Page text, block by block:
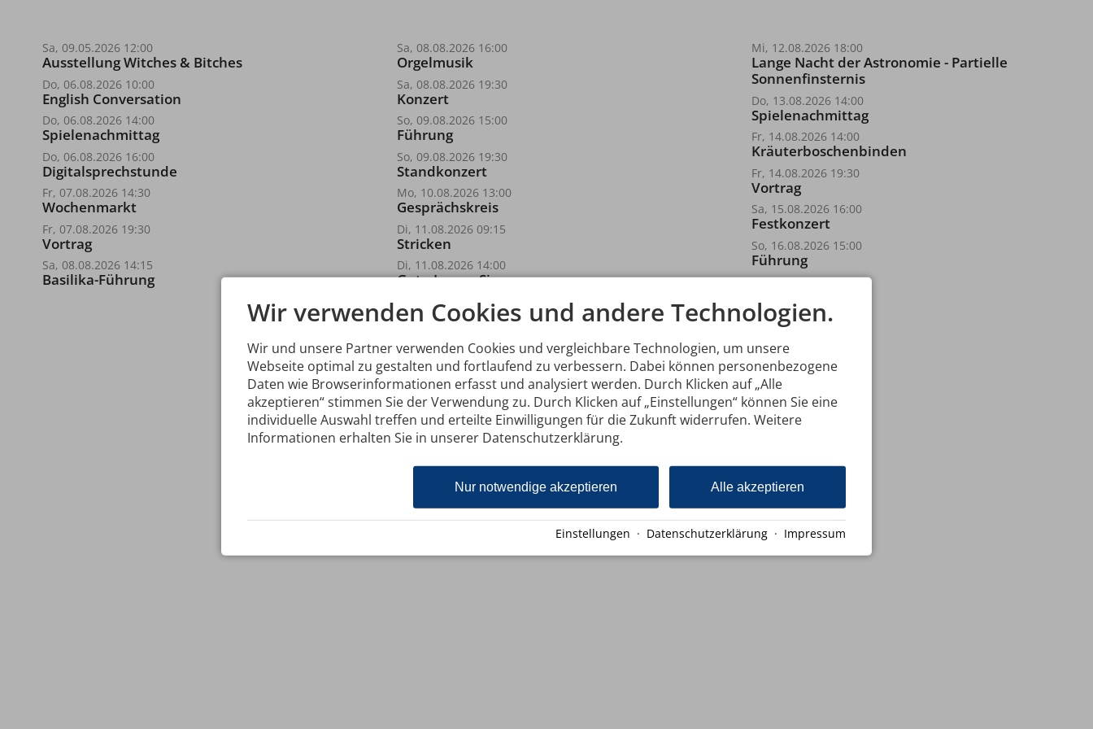
Sa, 09.05.2026 12:00
Ausstellung Witches & Bitches
Do, 06.08.2026 10:00
English Conversation
Do, 06.08.2026 14:00
Spielenachmittag
Do, 06.08.2026 16:00
Digitalsprechstunde
Fr, 07.08.2026 14:30
Wochenmarkt
Fr, 07.08.2026 19:30
Vortrag
Sa, 08.08.2026 14:15
Basilika-Führung
Sa, 08.08.2026 16:00
Orgelmusik
Sa, 08.08.2026 19:30
Konzert
So, 09.08.2026 15:00
Führung
So, 09.08.2026 19:30
Standkonzert
Mo, 10.08.2026 13:00
Gesprächskreis
Di, 11.08.2026 09:15
Stricken
Di, 11.08.2026 14:00
Gute-Laune-Singen
Mi, 12.08.2026 18:00
Lange Nacht der Astronomie - Partielle
Sonnenfinsternis
Do, 13.08.2026 14:00
Spielenachmittag
Fr, 14.08.2026 14:00
Kräuterboschenbinden
Fr, 14.08.2026 19:30
Vortrag
Sa, 15.08.2026 16:00
Festkonzert
So, 16.08.2026 15:00
Führung
Wir verwenden Cookies und andere Technologien.
Wir und unsere Partner verwenden Cookies und vergleichbare Technologien, um unsere
Webseite optimal zu gestalten und fortlaufend zu verbessern. Dabei können personenbezogene
Daten wie Browserinformationen erfasst und analysiert werden. Durch Klicken auf „Alle
akzeptieren“ stimmen Sie der Verwendung zu. Durch Klicken auf „Einstellungen“ können Sie eine
individuelle Auswahl treffen und erteilte Einwilligungen für die Zukunft widerrufen. Weitere
Informationen erhalten Sie in unserer Datenschutzerklärung.
Alle akzeptieren
Nur notwendige akzeptieren
Einstellungen · Datenschutzerklärung · Impressum